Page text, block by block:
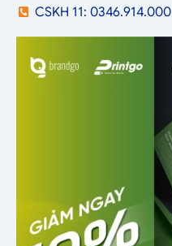
CSKH 11: 0346.914.000